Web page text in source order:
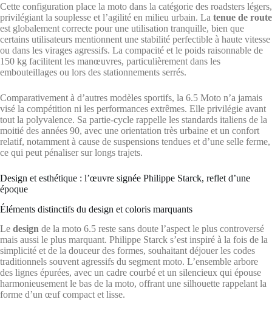
Cette configuration place la moto dans la catégorie des roadsters légers,
privilégiant la souplesse et l’agilité en milieu urbain. La tenue de route
est globalement correcte pour une utilisation tranquille, bien que
certains utilisateurs mentionnent une stabilité perfectible à haute vitesse
ou dans les virages agressifs. La compacité et le poids raisonnable de
150 kg facilitent les manœuvres, particulièrement dans les
embouteillages ou lors des stationnements serrés.
Comparativement à d’autres modèles sportifs, la 6.5 Moto n’a jamais
visé la compétition ni les performances extrêmes. Elle privilégie avant
tout la polyvalence. Sa partie-cycle rappelle les standards italiens de la
moitié des années 90, avec une orientation très urbaine et un confort
relatif, notamment à cause de suspensions tendues et d’une selle ferme,
ce qui peut pénaliser sur longs trajets.
Design et esthétique : l’œuvre signée Philippe Starck, reflet d’une
époque
Éléments distinctifs du design et coloris marquants
Le design de la moto 6.5 reste sans doute l’aspect le plus controversé
mais aussi le plus marquant. Philippe Starck s’est inspiré à la fois de la
simplicité et de la douceur des formes, souhaitant déjouer les codes
traditionnels souvent agressifs du segment moto. L’ensemble arbore
des lignes épurées, avec un cadre courbé et un silencieux qui épouse
harmonieusement le bas de la moto, offrant une silhouette rappelant la
forme d’un œuf compact et lisse.